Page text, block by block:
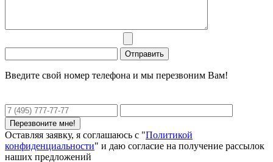
Введите свой номер телефона и мы перезвоним Вам!
Оставляя заявку, я соглашаюсь с "Политикой
конфиденциальности" и даю согласие на получение рассылок
наших предложений